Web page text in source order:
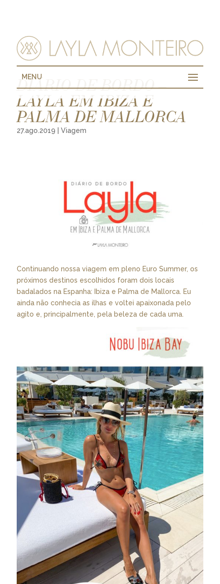
MENU
DIÁRIO DE BORDO –
LAYLA EM IBIZA E
PALMA DE MALLORCA
27.ago.2019 Viagem
Continuando nossa viagem em pleno Euro Summer, os
próximos destinos escolhidos foram dois locais
badalados na Espanha: Ibiza e Palma de Mallorca. Eu
ainda não conhecia as ilhas e voltei apaixonada pelo
agito e, principalmente, pela beleza de cada uma.